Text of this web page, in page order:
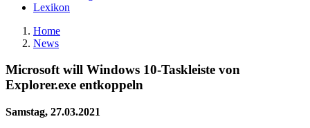
Lexikon
Home
News
Microsoft will Windows 10-Taskleiste von
Explorer.exe entkoppeln
Samstag, 27.03.2021